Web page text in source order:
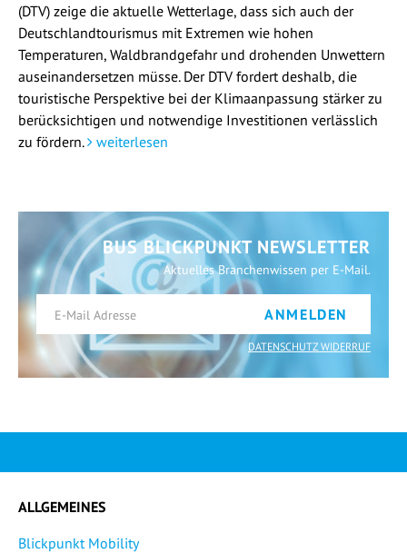
(DTV) zeige die aktuelle Wetterlage, dass sich auch der
Deutschlandtourismus mit Extremen wie hohen
Temperaturen, Waldbrandgefahr und drohenden Unwettern
auseinandersetzen müsse. Der DTV fordert deshalb, die
touristische Perspektive bei der Klimaanpassung stärker zu
berücksichtigen und notwendige Investitionen verlässlich
zu fördern.
weiterlesen
BUS BLICKPUNKT NEWSLETTER
Aktuelles Branchenwissen per E-Mail.
ANMELDEN
DATENSCHUTZ WIDERRUF
ALLGEMEINES
Blickpunkt Mobility